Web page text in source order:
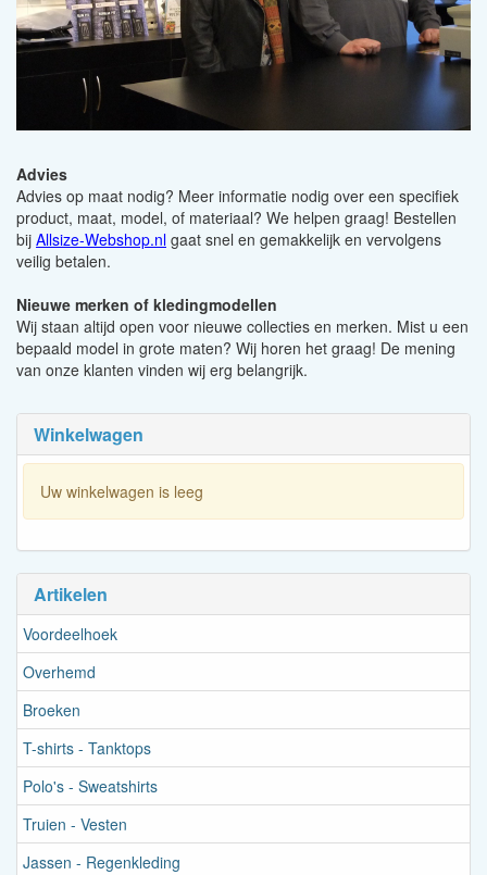
Winkelwagen
Uw winkelwagen is leeg
Artikelen
Voordeelhoek
Overhemd
Broeken
T-shirts - Tanktops
Polo's - Sweatshirts
Truien - Vesten
Jassen - Regenkleding
Advies
Advies op maat nodig? Meer informatie nodig over een specifiek
product, maat, model, of materiaal? We helpen graag! Bestellen
bij Allsize-Webshop.nl gaat snel en gemakkelijk en vervolgens
veilig betalen.
Nieuwe merken of kledingmodellen
Wij staan altijd open voor nieuwe collecties en merken. Mist u een
bepaald model in grote maten? Wij horen het graag! De mening
van onze klanten vinden wij erg belangrijk.